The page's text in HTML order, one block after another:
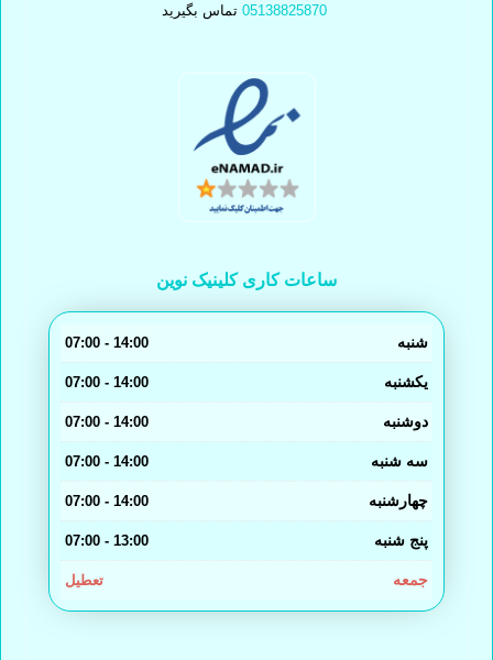
05138825870 تماس بگیرید
ساعات کاری کلینیک نوین
شنبه 14:00 - 07:00
یکشنبه 14:00 - 07:00
دوشنبه 14:00 - 07:00
سه شنبه 14:00 - 07:00
چهارشنبه 14:00 - 07:00
پنج شنبه 13:00 - 07:00
جمعه تعطیل